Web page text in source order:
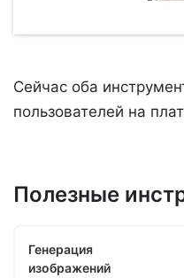
Сейчас оба
пользователей на
Полезные
Генерация
изображений